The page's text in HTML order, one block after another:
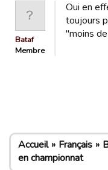
Bataf
Membre
Oui en
toujours
"moins
Accueil Français
en championnat